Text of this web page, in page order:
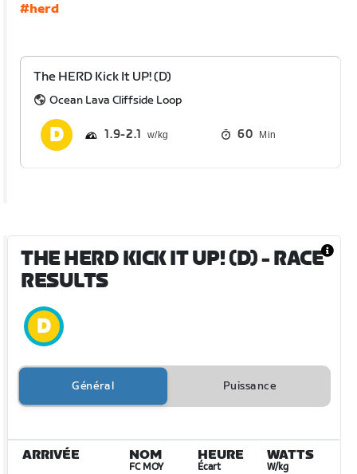
#herd
The HERD Kick It UP! (D)
Ocean Lava Cliffside Loop
1.9 2.1 60 Min
THE HERD KICK IT UP! (D)- RACE
RESULTS
Général Puissance
ARRIVÉE NOM
FC MOY
HEURE
Écart
WATTS
W/kg